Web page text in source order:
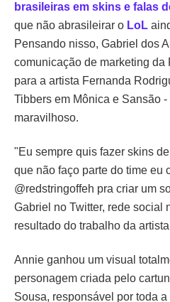
brasileiras em skins e falas
que não abrasileirar o LoL
Pensando nisso, Gabriel dos
comunicação de marketing da
para a artista Fernanda
Tibbers em Mônica e Sansão
maravilhoso.
"Eu sempre quis fazer skins
que não faço parte do time eu
@redstringoffeh pra criar um
Gabriel no Twitter, rede social
resultado do trabalho da
Annie ganhou um visual
personagem criada pelo
Sousa, responsável por toda